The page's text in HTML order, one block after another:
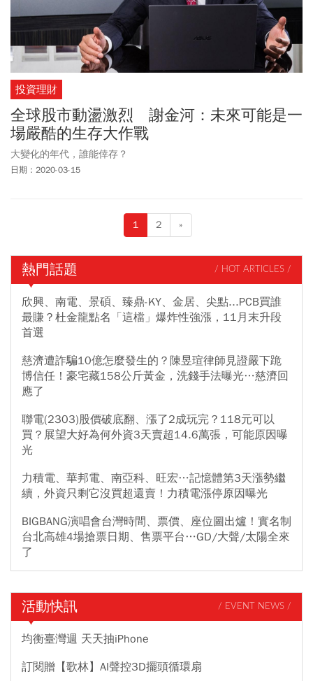
投資理財
全球股市動盪激烈 謝金河：未來可能是一
場嚴酷的生存大作戰
大變化的年代，誰能倖存？
日期：2020-03-15
1 2 »
熱門話題 / HOT ARTICLES /
欣興、南電、景碩、臻鼎-KY、金居、尖點...PCB買誰
最賺？杜金龍點名「這檔」爆炸性強漲，11月末升段
首選
慈濟遭詐騙10億怎麼發生的？陳昱瑄律師見證嚴下跪
博信任！豪宅藏158公斤黃金，洗錢手法曝光…慈濟回
應了
聯電(2303)股價破底翻、漲了2成玩完？118元可以
買？展望大好為何外資3天賣超14.6萬張，可能原因曝
光
力積電、華邦電、南亞科、旺宏…記憶體第3天漲勢繼
續，外資只剩它沒買超還賣！力積電漲停原因曝光
BIGBANG演唱會台灣時間、票價、座位圖出爐！實名制
台北高雄4場搶票日期、售票平台…GD/大聲/太陽全來
了
活動快訊 / EVENT NEWS /
均衡臺灣週 天天抽iPhone
訂閱贈【歌林】AI聲控3D擺頭循環扇